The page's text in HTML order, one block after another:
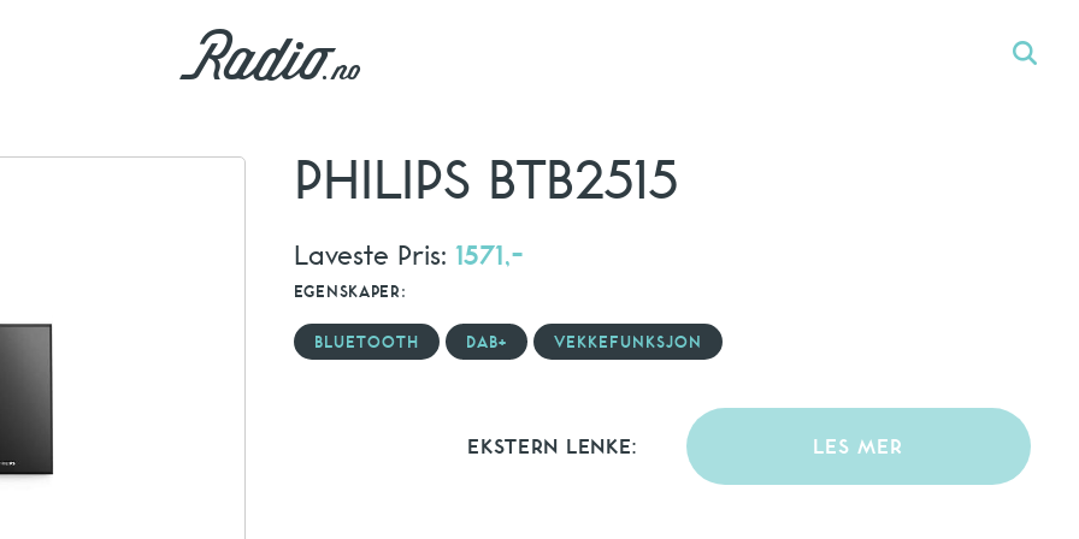
PHILIPS BTB2515
Laveste Pris: 1571,-
EGENSKAPER:
BLUETOOTH DAB+ VEKKEFUNKSJON
EKSTERN LENKE: LES MER